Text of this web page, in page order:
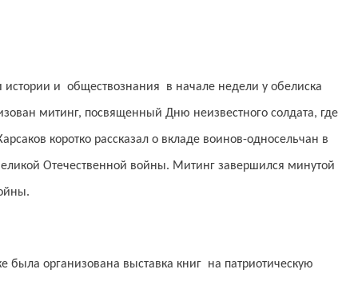
и обществознания в начале недели у обелиска
митинг, посвященный Дню неизвестного солдата, где
коротко рассказал о вкладе воинов-односельчан в
Отечественной войны. Митинг завершился минутой
была организована выставка книг на патриотическую